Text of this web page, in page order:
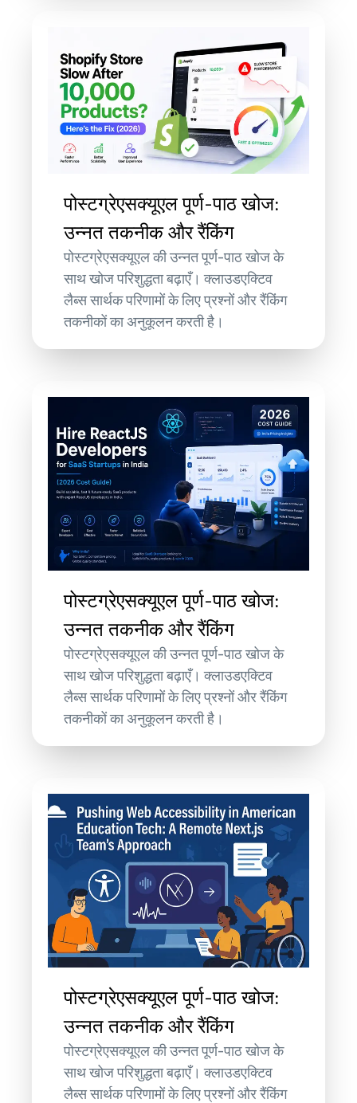
पोस्टग्रेएसक्यूएल पूर्ण-पाठ खोज:
उन्नत तकनीक और रैंकिंग
पोस्टग्रेएसक्यूएल की उन्नत पूर्ण-पाठ खोज के
साथ खोज परिशुद्धता बढ़ाएँ। क्लाउडएक्टिव
लैब्स सार्थक परिणामों के लिए प्रश्नों और रैंकिंग
तकनीकों का अनुकूलन करती है।
पोस्टग्रेएसक्यूएल पूर्ण-पाठ खोज:
उन्नत तकनीक और रैंकिंग
पोस्टग्रेएसक्यूएल की उन्नत पूर्ण-पाठ खोज के
साथ खोज परिशुद्धता बढ़ाएँ। क्लाउडएक्टिव
लैब्स सार्थक परिणामों के लिए प्रश्नों और रैंकिंग
तकनीकों का अनुकूलन करती है।
पोस्टग्रेएसक्यूएल पूर्ण-पाठ खोज:
उन्नत तकनीक और रैंकिंग
पोस्टग्रेएसक्यूएल की उन्नत पूर्ण-पाठ खोज के
साथ खोज परिशुद्धता बढ़ाएँ। क्लाउडएक्टिव
लैब्स सार्थक परिणामों के लिए प्रश्नों और रैंकिंग